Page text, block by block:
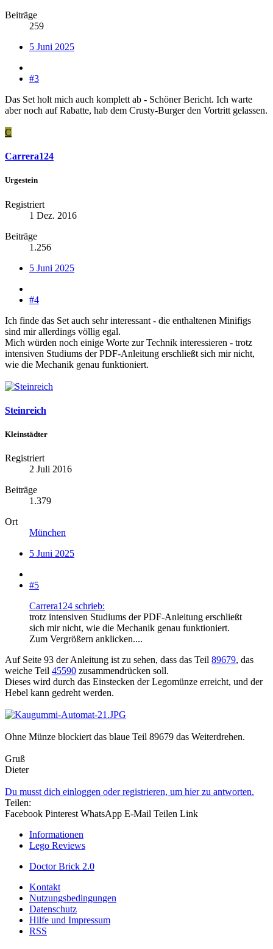
Beiträge
259
5 Juni 2025
#3
Das Set holt mich auch komplett ab - Schöner Bericht. Ich warte
aber noch auf Rabatte, hab dem Crusty-Burger den Vortritt gelassen.
C
Carrera124
Urgestein
Registriert
1 Dez. 2016
Beiträge
1.256
5 Juni 2025
#4
Ich finde das Set auch sehr interessant - die enthaltenen Minifigs
sind mir allerdings völlig egal.
Mich würden noch einige Worte zur Technik interessieren - trotz
intensiven Studiums der PDF-Anleitung erschließt sich mir nicht,
wie die Mechanik genau funktioniert.
Steinreich
Kleinstädter
Registriert
2 Juli 2016
Beiträge
1.379
Ort
München
5 Juni 2025
#5
Carrera124 schrieb:
trotz intensiven Studiums der PDF-Anleitung erschließt
sich mir nicht, wie die Mechanik genau funktioniert.
Zum Vergrößern anklicken....
Auf Seite 93 der Anleitung ist zu sehen, dass das Teil 89679, das
weiche Teil 45590 zusammendrücken soll.
Dieses wird durch das Einstecken der Legomünze erreicht, und der
Hebel kann gedreht werden.
Ohne Münze blockiert das blaue Teil 89679 das Weiterdrehen.
Gruß
Dieter
Du musst dich einloggen oder registrieren, um hier zu antworten.
Teilen:
Facebook Pinterest WhatsApp E-Mail Teilen Link
Informationen
Lego Reviews
Doctor Brick 2.0
Kontakt
Nutzungsbedingungen
Datenschutz
Hilfe und Impressum
RSS